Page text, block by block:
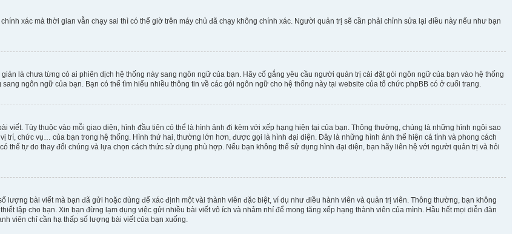
xác mà thời gian vẫn chạy sai thì có thể giờ trên máy chủ đã chạy không chính xác. Người quản trị sẽ cần phải chỉnh sửa lại điều này nếu như bạn
là chưa từng có ai phiên dịch hệ thống này sang ngôn ngữ của bạn. Hãy cố gắng yêu cầu người quản trị cài đặt gói ngôn ngữ của bạn vào hệ thống
ngôn ngữ của bạn. Bạn có thể tìm hiểu nhiều thông tin về các gói ngôn ngữ cho hệ thống này tại website của tổ chức phpBB có ở cuối trang.
viết. Tùy thuộc vào mỗi giao diện, hình đầu tiên có thể là hình ảnh đi kèm với xếp hạng hiện tại của bạn. Thông thường, chúng là những hình ngôi sao
trí, chức vụ… của bạn trong hệ thống. Hình thứ hai, thường lớn hơn, được gọi là hình đại diện. Đây là những hình ảnh thể hiện cá tính và phong cách
thể tự do thay đổi chúng và lựa chọn cách thức sử dụng phù hợp. Nếu bạn không thể sử dụng hình đại diện, bạn hãy liên hệ với người quản trị và hỏi
bài viết mà bạn đã gửi hoặc dùng để xác định một vài thành viên đặc biệt, ví dụ như điều hành viên và quản trị viên. Thông thường, bạn không
lập cho bạn. Xin bạn đừng lạm dụng việc gửi nhiều bài viết vô ích và nhảm nhí để mong tăng xếp hạng thành viên của mình. Hầu hết mọi diễn đàn
viên chỉ cần hạ thấp số lượng bài viết của bạn xuống.